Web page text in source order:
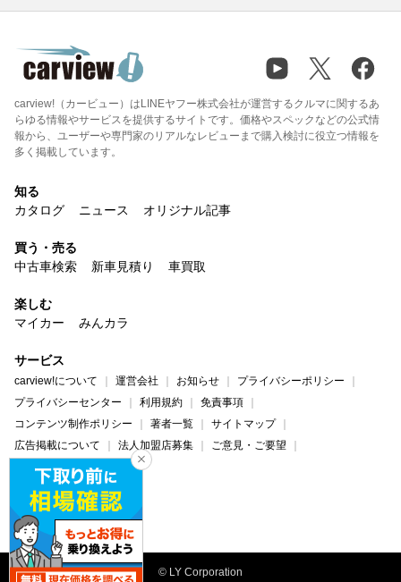
carview!（カービュー）はLINEヤフー株式会社が運営するクルマに関するあ
らゆる情報やサービスを提供するサイトです。価格やスペックなどの公式情
報から、ユーザーや専門家のリアルなレビューまで購入検討に役立つ情報を
多く掲載しています。
知る
カタログ
ニュース オリジナル記事
買う・売る
中古車検索
新車見積り 車買取
楽しむ
マイカー
みんカラ
サービス
carview!について 運営会社 お知らせ
プライバシーポリシー
プライバシーセンター
利用規約
免責事項
コンテンツ制作ポリシー
著者一覧
サイトマップ
広告掲載について
法人加盟店募集
ご意見・ご要望
ヘルプ・お問い合わせ
carview! Yahoo! JAPAN
© LY Corporation